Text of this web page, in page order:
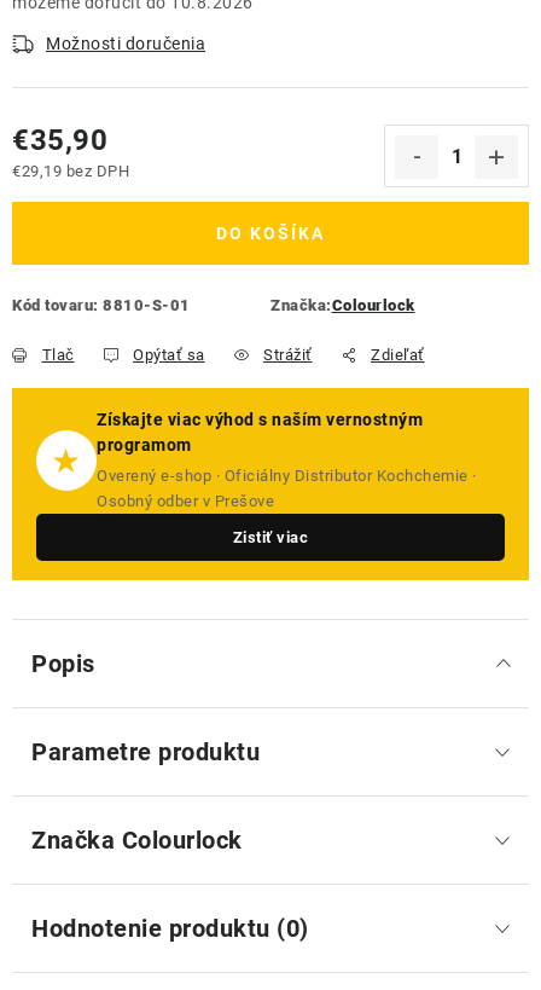
Možnosti doručenia
€35,90
€29,19 bez DPH
DO KOŠÍKA
Kód tovaru: 8810-S-01 Značka:Colourlock
Tlač Opýtať sa Strážiť Zdieľať
★
Získajte viac výhod s naším vernostným
programom
Overený e-shop · Oficiálny Distributor Kochchemie ·
Osobný odber v Prešove
Zistiť viac
Popis
Parametre produktu
Značka Colourlock
Hodnotenie produktu (0)